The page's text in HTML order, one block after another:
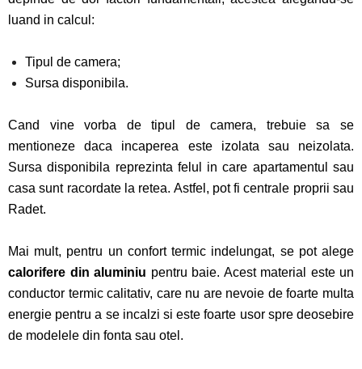
luand in calcul:
Tipul de camera;
Sursa disponibila.
Cand vine vorba de tipul de camera, trebuie sa se
mentioneze daca incaperea este izolata sau neizolata.
Sursa disponibila reprezinta felul in care apartamentul sau
casa sunt racordate la retea. Astfel, pot fi centrale proprii sau
Radet.
Mai mult, pentru un confort termic indelungat, se pot alege
calorifere din aluminiu pentru baie. Acest material este un
conductor termic calitativ, care nu are nevoie de foarte multa
energie pentru a se incalzi si este foarte usor spre deosebire
de modelele din fonta sau otel.